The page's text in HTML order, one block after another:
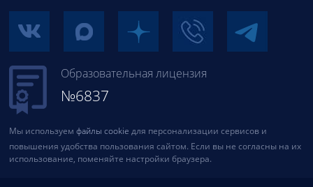
Образовательная лицензия
№6837
Мы используем файлы cookie для персонализации сервисов и
повышения удобства пользования сайтом. Если вы не согласны на их
использование, поменяйте настройки браузера.